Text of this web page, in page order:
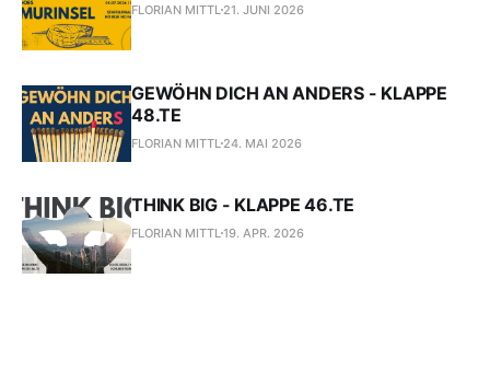
FLORIAN MITTL 21. JUNI 2026
GEWÖHN DICH AN ANDERS - KLAPPE
48.TE
FLORIAN MITTL 24. MAI 2026
THINK BIG - KLAPPE 46.TE
FLORIAN MITTL 19. APR. 2026